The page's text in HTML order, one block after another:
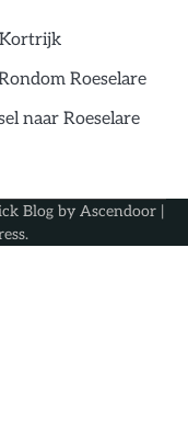
Kortrijk
Roeselare
naar Roeselare
Blog by Ascendoor|
.